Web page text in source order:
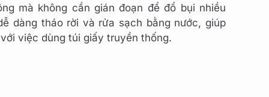
mà không cần gián đoạn để đổ bụi nhiều
dàng tháo rời và rửa sạch bằng nước, giúp
việc dùng túi giấy truyền thống.